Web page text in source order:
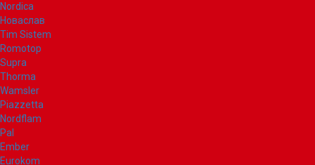
Nordica
Новаслав
Tim Sistem
Romotop
Supra
Thorma
Wamsler
Piazzetta
Nordflam
Pal
Ember
Eurokom